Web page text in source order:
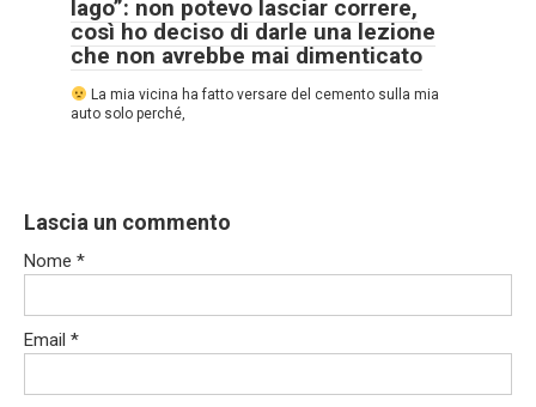
lago”: non potevo lasciar correre,
così ho deciso di darle una lezione
che non avrebbe mai dimenticato
La mia vicina ha fatto versare del cemento sulla mia
auto solo perché,
Lascia un commento
Nome *
Email *